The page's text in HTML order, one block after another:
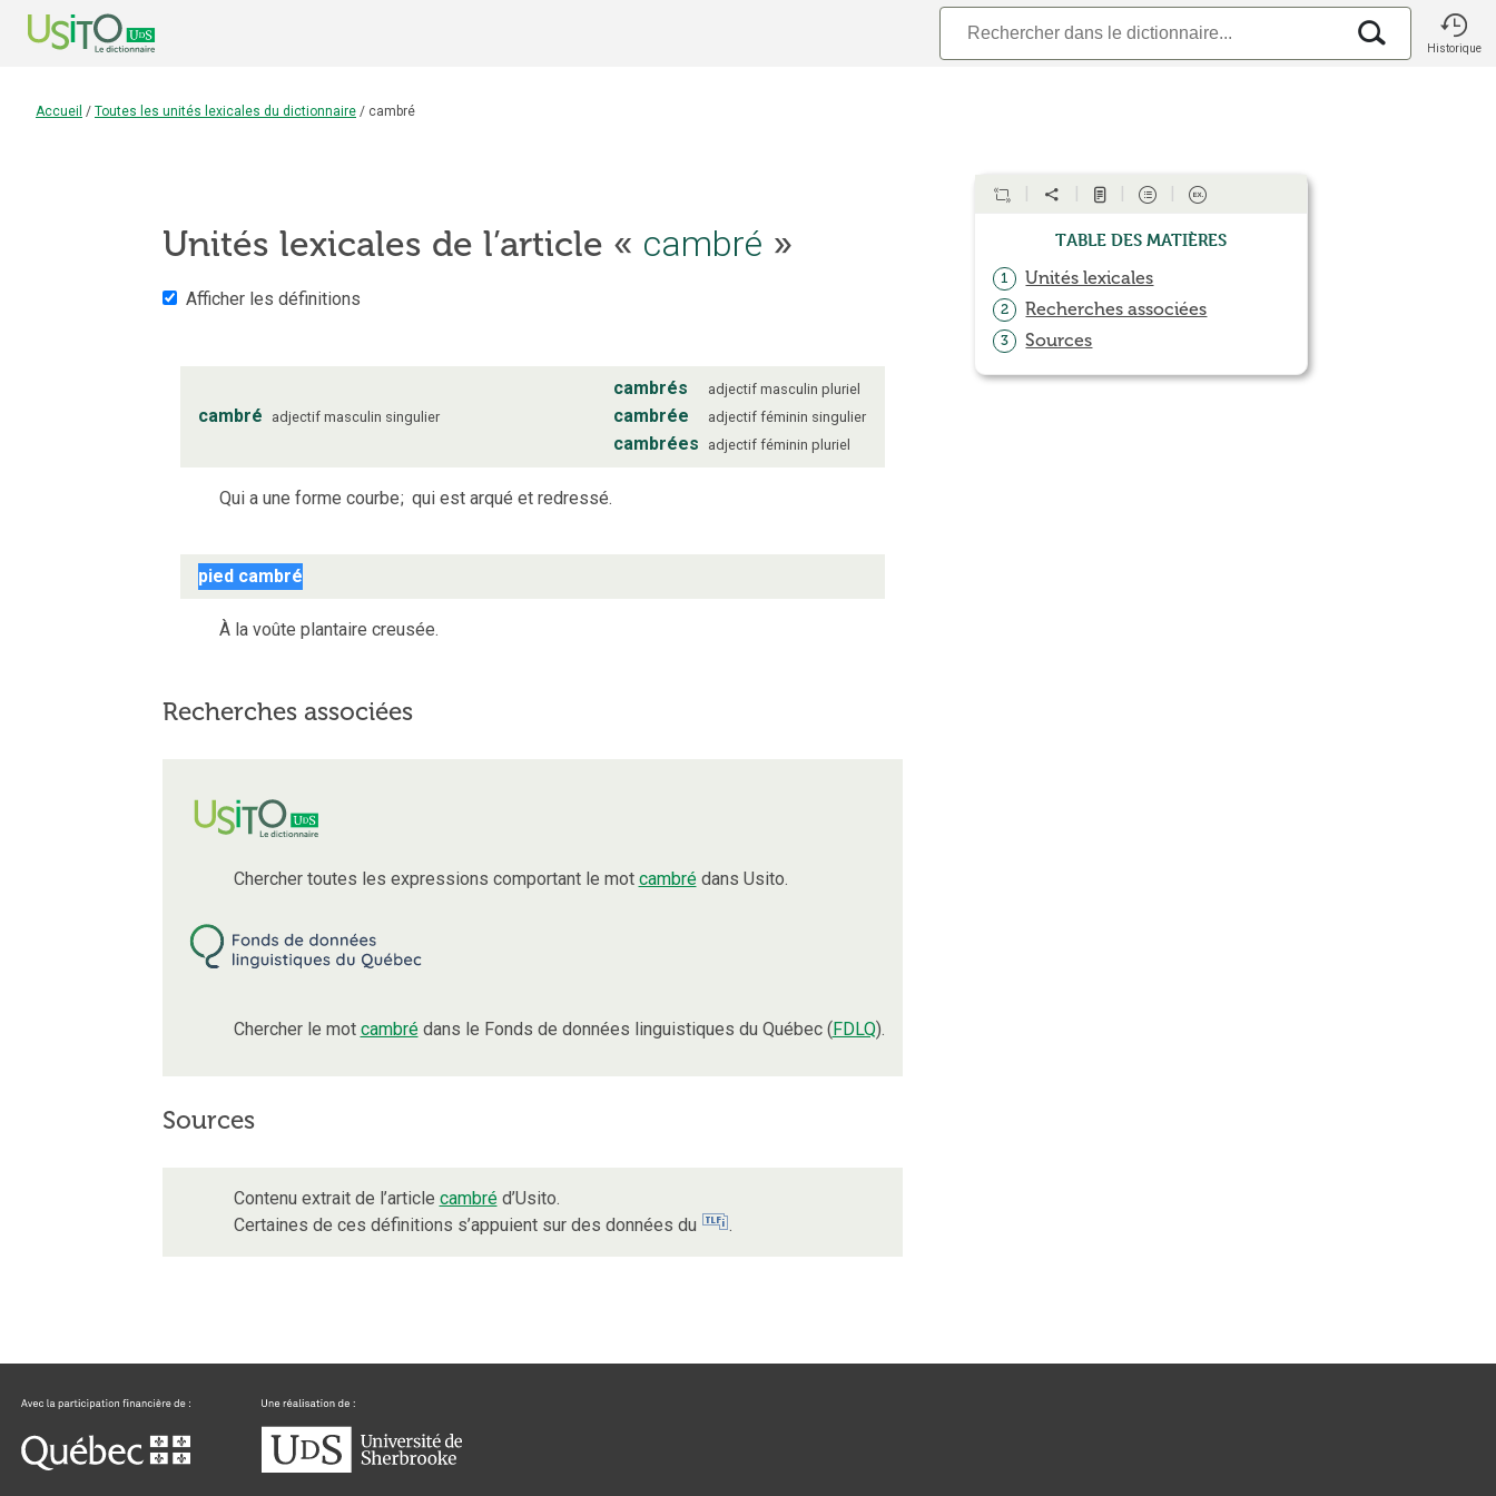
Historique
Accueil / Toutes les unités lexicales du dictionnaire / cambré
Unités lexicales de l’article « cambré »
Afficher les définitions
cambré adjectif masculin singulier
cambrés adjectif masculin pluriel
cambrée adjectif féminin singulier
cambrées adjectif féminin pluriel
Qui a une forme courbe; qui est arqué et redressé.
pied cambré
À la voûte plantaire creusée.
Recherches associées
Chercher toutes les expressions comportant le mot cambrédans Usito.
Chercher le mot cambrédans le Fonds de données linguistiques du Québec (FDLQ).
Sources
Contenu extrait de l’article cambréd’Usito.
Certaines de ces définitions s’appuient sur des données du
.
Table des matières
1 Unités lexicales
2 Recherches associées
3 Sources